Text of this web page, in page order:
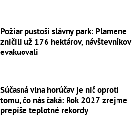
Požiar pustoší slávny park: Plamene
zničili už 176 hektárov, návštevníkov
evakuovali
Súčasná vlna horúčav je nič oproti
tomu, čo nás čaká: Rok 2027 zrejme
prepíše teplotné rekordy